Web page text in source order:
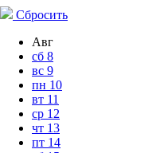
Сбросить
Авг
сб 8
вс 9
пн 10
вт 11
ср 12
чт 13
пт 14